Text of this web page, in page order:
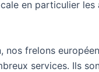
en particulier
nos frelons
services. Ils